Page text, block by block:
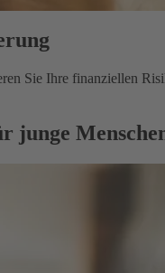
Sie Ihre finanziellen
junge